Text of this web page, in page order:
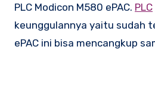
PLC Modicon M580 ePAC. PLC
keunggulannya yaitu sudah
ePAC ini bisa mencangkup